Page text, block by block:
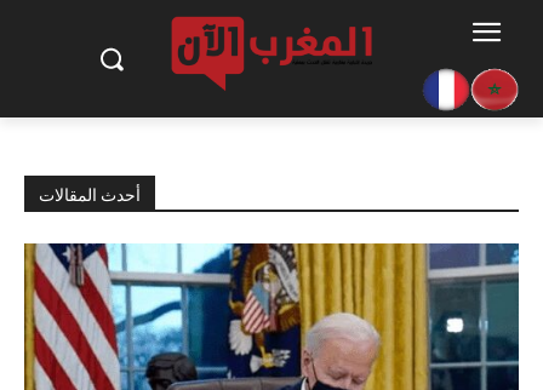
أحدث المقالات